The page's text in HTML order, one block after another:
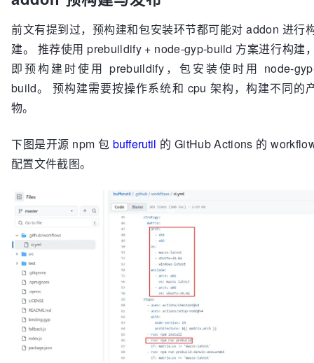
前文有提到过，预构建和包安装环节都可能对 addon 进行
建。 推荐使用 prebuildify + node-gyp-build 方案进行构建
即预构建时使用 prebuildify，包安装使时用 node-
build。 预构建需要按操作系统和 cpu 架构，构建不同的
物。
下图是开源 npm 包bufferutil 的 GitHub Actions 的
配置文件截图。